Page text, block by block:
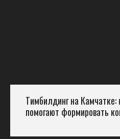
Тимбилдинг на Камчатке:
помогают формировать